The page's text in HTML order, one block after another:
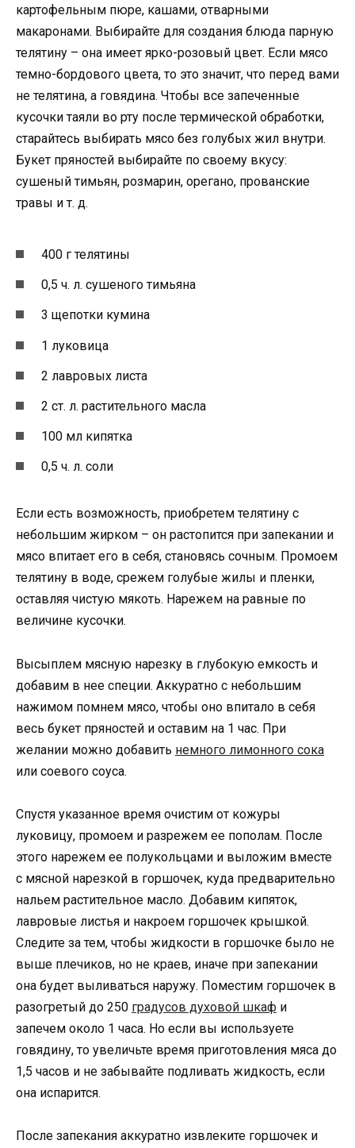
картофельным пюре, кашами, отварными
макаронами. Выбирайте для создания блюда парную
телятину – она имеет ярко-розовый цвет. Если мясо
темно-бордового цвета, то это значит, что перед вами
не телятина, а говядина. Чтобы все запеченные
кусочки таяли во рту после термической обработки,
старайтесь выбирать мясо без голубых жил внутри.
Букет пряностей выбирайте по своему вкусу:
сушеный тимьян, розмарин, орегано, прованские
травы и т. д.
400 г телятины
0,5 ч. л. сушеного тимьяна
3 щепотки кумина
1 луковица
2 лавровых листа
2 ст. л. растительного масла
100 мл кипятка
0,5 ч. л. соли
Если есть возможность, приобретем телятину с
небольшим жирком – он растопится при запекании и
мясо впитает его в себя, становясь сочным. Промоем
телятину в воде, срежем голубые жилы и пленки,
оставляя чистую мякоть. Нарежем на равные по
величине кусочки.
Высыплем мясную нарезку в глубокую емкость и
добавим в нее специи. Аккуратно с небольшим
нажимом помнем мясо, чтобы оно впитало в себя
весь букет пряностей и оставим на 1 час. При
желании можно добавить немного лимонного сока
или соевого соуса.
Спустя указанное время очистим от кожуры
луковицу, промоем и разрежем ее пополам. После
этого нарежем ее полукольцами и выложим вместе
с мясной нарезкой в горшочек, куда предварительно
нальем растительное масло. Добавим кипяток,
лавровые листья и накроем горшочек крышкой.
Следите за тем, чтобы жидкости в горшочке было не
выше плечиков, но не краев, иначе при запекании
она будет выливаться наружу. Поместим горшочек в
разогретый до 250 градусов духовой шкаф и
запечем около 1 часа. Но если вы используете
говядину, то увеличьте время приготовления мяса до
1,5 часов и не забывайте подливать жидкость, если
она испарится.
После запекания аккуратно извлеките горшочек и